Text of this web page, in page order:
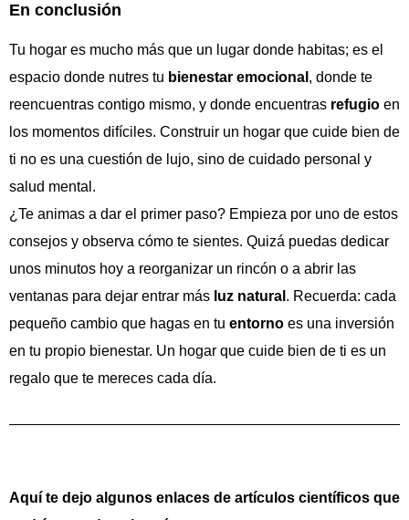
En conclusión
Tu hogar es mucho más que un lugar donde habitas; es el
espacio donde nutres tu bienestar emocional , donde te
reencuentras contigo mismo, y donde encuentras refugio en
los momentos difíciles. Construir un hogar que cuide bien de
ti no es una cuestión de lujo, sino de cuidado personal y
salud mental.
¿Te animas a dar el primer paso? Empieza por uno de estos
consejos y observa cómo te sientes. Quizá puedas dedicar
unos minutos hoy a reorganizar un rincón o a abrir las
ventanas para dejar entrar más luz natural . Recuerda: cada
pequeño cambio que hagas en tu entorno es una inversión
en tu propio bienestar. Un hogar que cuide bien de ti es un
regalo que te mereces cada día.
Aquí te dejo algunos enlaces de artículos científicos que